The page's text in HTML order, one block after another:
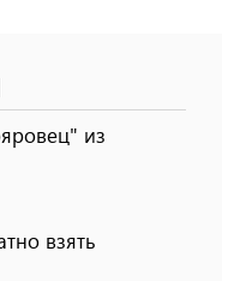
из
взять